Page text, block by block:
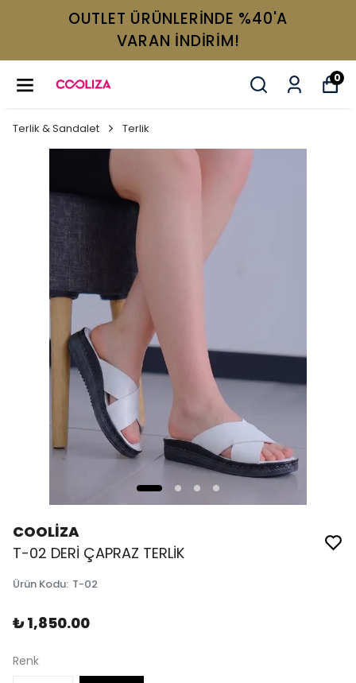
OUTLET ÜRÜNLERİNDE %40'A
VARAN İNDİRİM!
0
Terlik & Sandalet Terlik
COOLİZA
T-02 DERİ ÇAPRAZ TERLİK
Ürün Kodu: T-02
₺ 1,850.00
Renk